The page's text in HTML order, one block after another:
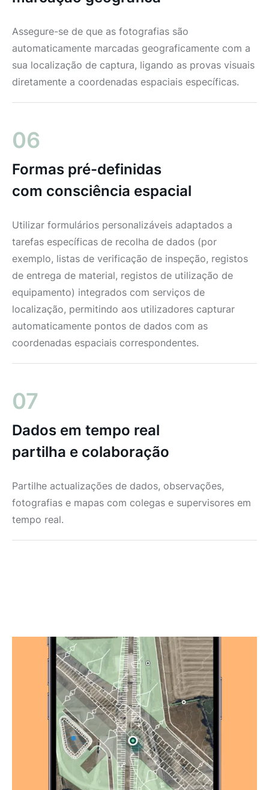
Assegure-se de que as fotografias são
automaticamente marcadas geograficamente com a
sua localização de captura, ligando as provas visuais
diretamente a coordenadas espaciais específicas.
06
Formas pré-definidas
com consciência espacial
Utilizar formulários personalizáveis adaptados a
tarefas específicas de recolha de dados (por
exemplo, listas de verificação de inspeção, registos
de entrega de material, registos de utilização de
equipamento) integrados com serviços de
localização, permitindo aos utilizadores capturar
automaticamente pontos de dados com as
coordenadas espaciais correspondentes.
07
Dados em tempo real
partilha e colaboração
Partilhe actualizações de dados, observações,
fotografias e mapas com colegas e supervisores em
tempo real.